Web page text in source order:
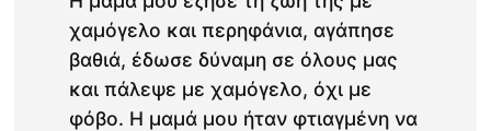
χαμόγελο και περηφάνια, αγάπησε
βαθιά, έδωσε δύναμη σε όλους μας
και πάλεψε με χαμόγελο, όχι με
φόβο. Η μαμά μου ήταν φτιαγμένη να